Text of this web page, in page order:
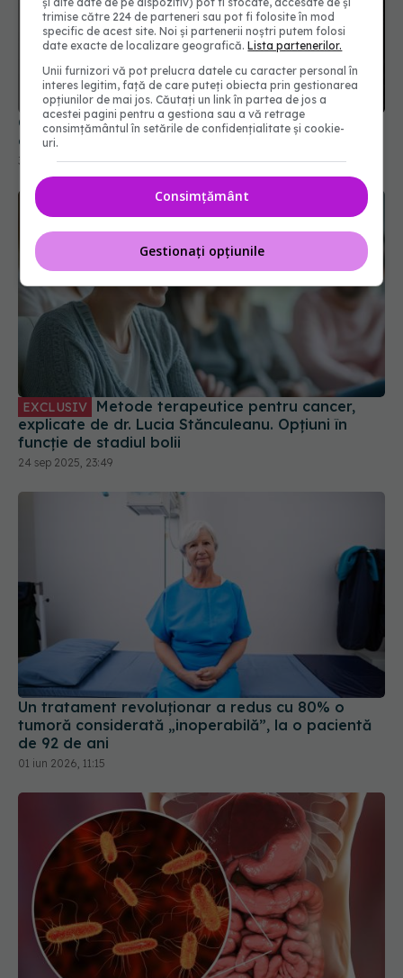
Consumul de alcool și kilogramele în plus,
asociate cu cancerul de sân
30 mar 2026, 15:05
EXCLUSIV Metode terapeutice pentru cancer,
explicate de dr. Lucia Stănculeanu. Opțiuni în
funcție de stadiul bolii
24 sep 2025, 23:49
Un tratament revoluționar a redus cu 80% o
tumoră considerată „inoperabilă”, la o pacientă
de 92 de ani
01 iun 2026, 11:15
Virusul care crește riscul de cancer colorectal
trimise către 224 de parteneri sau pot fi folosite în mod
specific de acest site. Noi și partenerii noștri putem folosi
date exacte de localizare geografică.Lista partenerilor.
Unii furnizori vă pot prelucra datele cu caracter personal în
interes legitim, față de care puteți obiecta prin gestionarea
opțiunilor de mai jos. Căutați un link în partea de jos a
acestei pagini pentru a gestiona sau a vă retrage
consimțământul în setările de confidențialitate și cookie-
uri.
Consimțământ
Gestionați opțiunile